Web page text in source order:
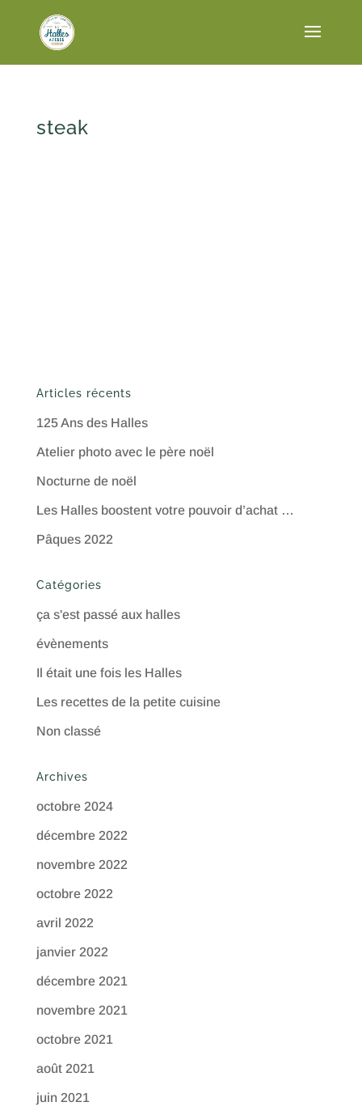
steak
Articles récents
125 Ans des Halles
Atelier photo avec le père noël
Nocturne de noël
Les Halles boostent votre pouvoir d’achat …
Pâques 2022
Catégories
ça s'est passé aux halles
évènements
Il était une fois les Halles
Les recettes de la petite cuisine
Non classé
Archives
octobre 2024
décembre 2022
novembre 2022
octobre 2022
avril 2022
janvier 2022
décembre 2021
novembre 2021
octobre 2021
août 2021
juin 2021